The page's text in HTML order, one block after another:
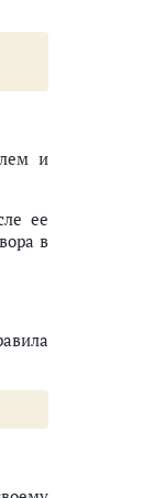
и
ее
в